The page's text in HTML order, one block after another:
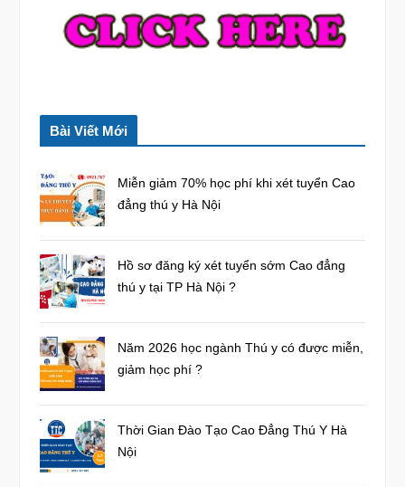
Bài Viết Mới
Miễn giảm 70% học phí khi xét tuyển Cao
đẳng thú y Hà Nội
Hồ sơ đăng ký xét tuyển sớm Cao đẳng
thú y tại TP Hà Nội ?
Năm 2026 học ngành Thú y có được miễn,
giảm học phí ?
Thời Gian Đào Tạo Cao Đẳng Thú Y Hà
Nội